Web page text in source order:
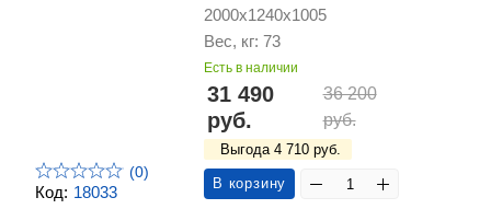
Код: 18033
(0)
2000х1240х1005
Вес, кг: 73
Есть в наличии
31 490
руб.
36 200
руб.
Выгода 4 710 руб.
В корзину